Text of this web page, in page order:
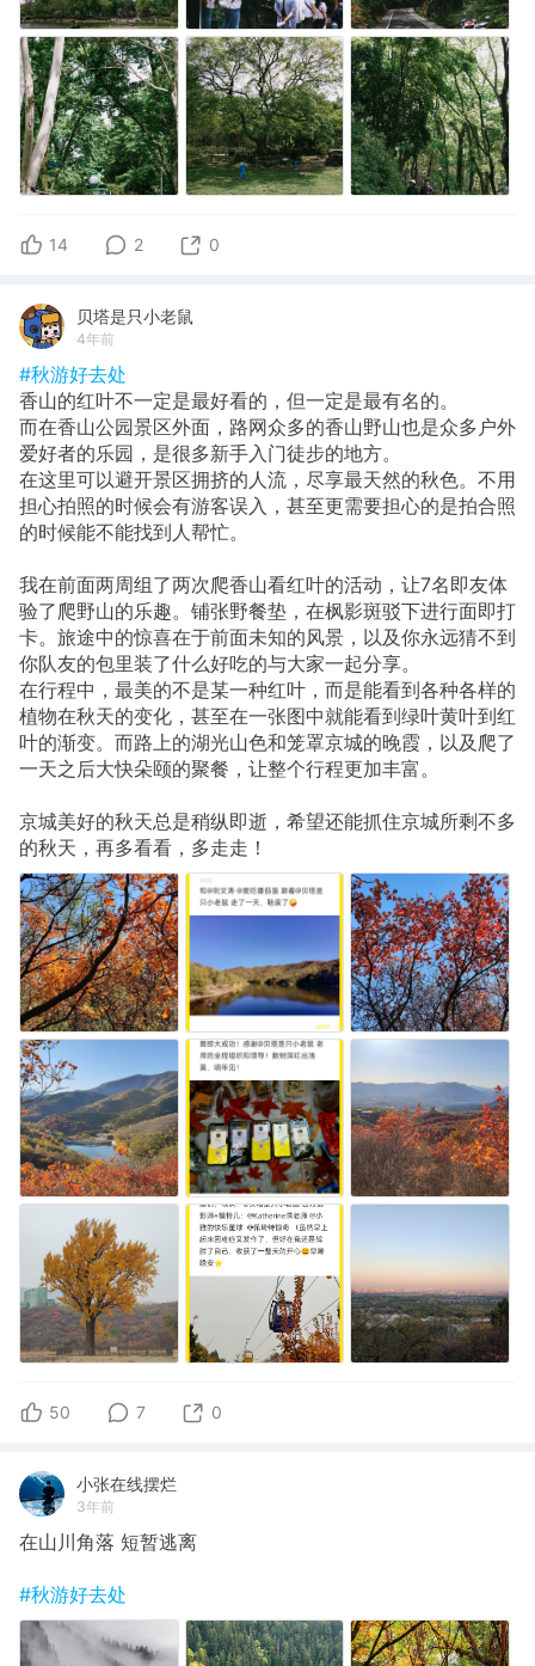
14 2 0
贝塔是只小老鼠
4年前
#秋游好去处
香山的红叶不一定是最好看的，但一定是最有名的。
而在香山公园景区外面，路网众多的香山野山也是众多户外
爱好者的乐园，是很多新手入门徒步的地方。
在这里可以避开景区拥挤的人流，尽享最天然的秋色。不用
担心拍照的时候会有游客误入，甚至更需要担心的是拍合照
的时候能不能找到人帮忙。
我在前面两周组了两次爬香山看红叶的活动，让7名即友体
验了爬野山的乐趣。铺张野餐垫，在枫影斑驳下进行面即打
卡。旅途中的惊喜在于前面未知的风景，以及你永远猜不到
你队友的包里装了什么好吃的与大家一起分享。
在行程中，最美的不是某一种红叶，而是能看到各种各样的
植物在秋天的变化，甚至在一张图中就能看到绿叶黄叶到红
叶的渐变。而路上的湖光山色和笼罩京城的晚霞，以及爬了
一天之后大快朵颐的聚餐，让整个行程更加丰富。
京城美好的秋天总是稍纵即逝，希望还能抓住京城所剩不多
的秋天，再多看看，多走走！
50 7 0
小张在线摆烂
3年前
在山川角落 短暂逃离
#秋游好去处